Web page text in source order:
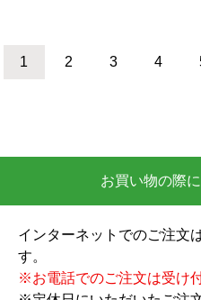
1 2 3 4
お買い物の際
インターネットでのご注文
す。
※お電話でのご注文は受け